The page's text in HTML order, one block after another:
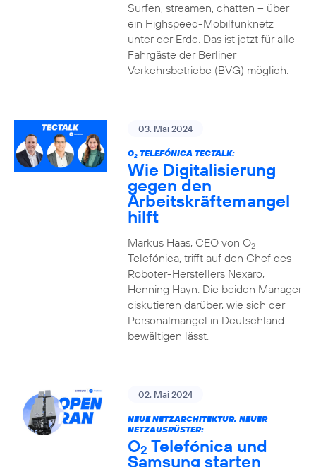
Surfen, streamen, chatten – über
ein Highspeed-Mobilfunknetz
unter der Erde. Das ist jetzt für alle
Fahrgäste der Berliner
Verkehrsbetriebe (BVG) möglich.
03. Mai 2024
O2TELEFÓNICA TECTALK:
Wie Digitalisierung
gegen den
Arbeitskräftemangel
hilft
Markus Haas, CEO von O2
Telefónica, trifft auf den Chef des
Roboter-Herstellers Nexaro,
Henning Hayn. Die beiden Manager
diskutieren darüber, wie sich der
Personalmangel in Deutschland
bewältigen lässt.
02. Mai 2024
NEUE NETZARCHITEKTUR, NEUER
NETZAUSRÜSTER:
O2 Telefónica und
Samsung starten